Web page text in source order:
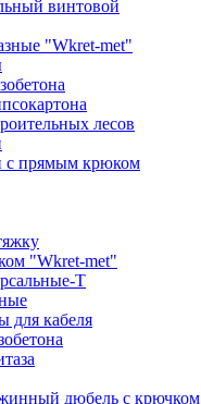
винтовой
"Wkret-met"
лесов
с прямым крюком
"Wkret-met"
Т
для кабеля
дюбель с крючком